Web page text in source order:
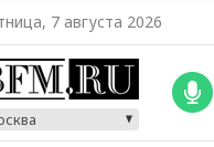
7 августа 2026